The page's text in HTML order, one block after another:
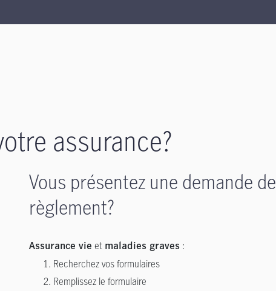
assurance?
Vous présentez une demande de
règlement?
Assurance vie et maladies graves :
Recherchez vos formulaires
Remplissez le formulaire